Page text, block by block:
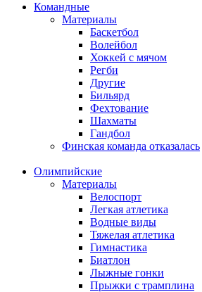
Командные
Материалы
Баскетбол
Волейбол
Хоккей с мячом
Регби
Другие
Бильярд
Фехтование
Шахматы
Гандбол
Финская команда отказалась
Олимпийские
Материалы
Велоспорт
Легкая атлетика
Водные виды
Тяжелая атлетика
Гимнастика
Биатлон
Лыжные гонки
Прыжки с трамплина